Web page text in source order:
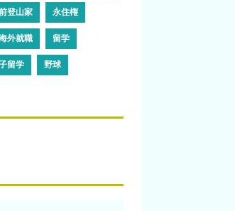
登山家 永住権
外就職 留学
留学 野球